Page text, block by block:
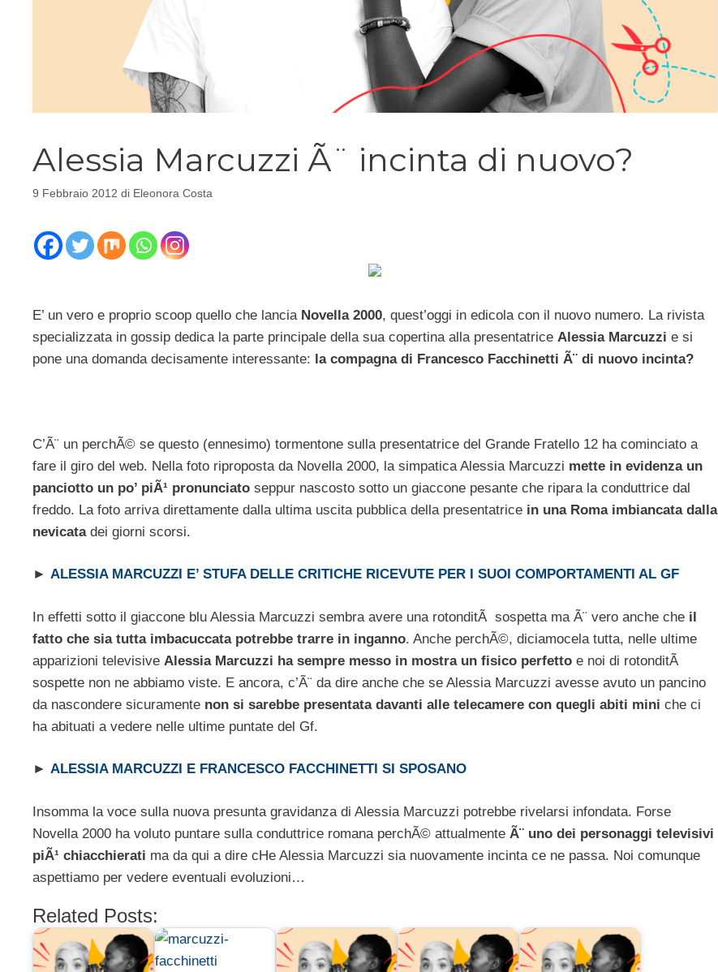
Alessia Marcuzzi Ã¨ incinta di nuovo?
9 Febbraio 2012 di Eleonora Costa
E’ un vero e proprio scoop quello che lancia Novella 2000, quest’oggi in edicola con il nuovo numero. La rivista
specializzata in gossip dedica la parte principale della sua copertina alla presentatrice Alessia Marcuzzi e si
pone una domanda decisamente interessante: la compagna di Francesco Facchinetti Ã¨ di nuovo incinta?
C’Ã¨ un perchÃ© se questo (ennesimo) tormentone sulla presentatrice del Grande Fratello 12 ha cominciato a
fare il giro del web. Nella foto riproposta da Novella 2000, la simpatica Alessia Marcuzzi mette in evidenza un
panciotto un po’ piÃ¹ pronunciato seppur nascosto sotto un giaccone pesante che ripara la conduttrice dal
freddo. La foto arriva direttamente dalla ultima uscita pubblica della presentatrice in una Roma imbiancata dalla
nevicatadei giorni scorsi.
► ALESSIA MARCUZZI E’ STUFA DELLE CRITICHE RICEVUTE PER I SUOI COMPORTAMENTI AL GF
In effetti sotto il giaccone blu Alessia Marcuzzi sembra avere una rotonditÃ sospetta ma Ã¨ vero anche che il
fatto che sia tutta imbacuccata potrebbe trarre in inganno. Anche perchÃ©, diciamocela tutta, nelle ultime
apparizioni televisive Alessia Marcuzzi ha sempre messo in mostra un fisico perfetto e noi di rotonditÃ
sospette non ne abbiamo viste. E ancora, c’Ã¨ da dire anche che se Alessia Marcuzzi avesse avuto un pancino
da nascondere sicuramente non si sarebbe presentata davanti alle telecamere con quegli abiti mini che ci
ha abituati a vedere nelle ultime puntate del Gf.
► ALESSIA MARCUZZI E FRANCESCO FACCHINETTI SI SPOSANO
Insomma la voce sulla nuova presunta gravidanza di Alessia Marcuzzi potrebbe rivelarsi infondata. Forse
Novella 2000 ha voluto puntare sulla conduttrice romana perchÃ© attualmente Ã¨ uno dei personaggi televisivi
piÃ¹ chiacchierati ma da qui a dire cHe Alessia Marcuzzi sia nuovamente incinta ce ne passa. Noi comunque
aspettiamo per vedere eventuali evoluzioni…
Related Posts: